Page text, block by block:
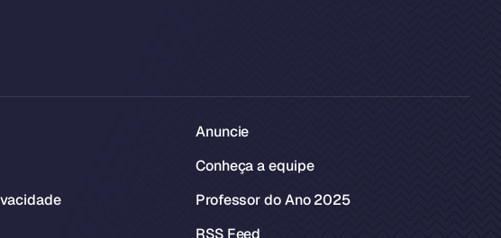
Anuncie
Conheça a equipe
Professor do Ano 2025
RSS Feed